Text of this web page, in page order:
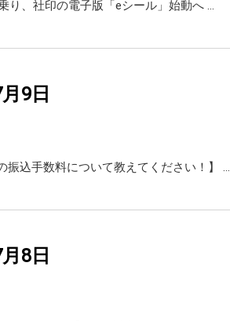
り、社印の電子版「eシール」始動へ …
9日
振込手数料について教えてください！】 …
8日